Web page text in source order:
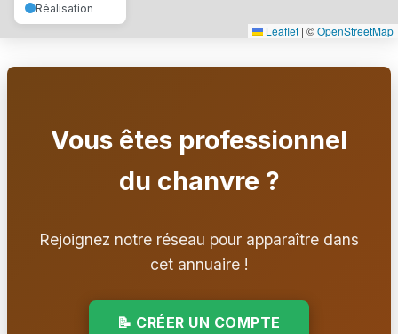
Leaflet | ©OpenStreetMap
Réalisation
Vous êtes professionnel
du chanvre ?
Rejoignez notre réseau pour apparaître dans
cet annuaire !
📝 CRÉER UN COMPTE